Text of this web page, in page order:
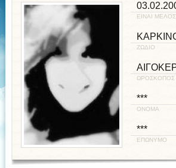
ΕΙΝΑΙ
ΖΩΔΙΟ
ΩΡΟΣΚΟΠΟΣ
***
ΟΝΟΜΑ
***
ΕΠΩΝΥΜΟ